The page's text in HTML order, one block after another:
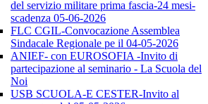
del servizio militare prima fascia-24 mesi-
scadenza 05-06-2026
FLC CGIL-Convocazione Assemblea
Sindacale Regionale pe il 04-05-2026
ANIEF- con EUROSOFIA -Invito di
partecipazione al seminario - La Scuola del
Noi
USB SCUOLA-E CESTER-Invito al